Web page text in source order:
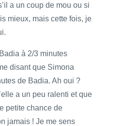
a un coup de mou ou si
mieux, mais cette fois, je
à 2/3 minutes
disant que Simona
de Badia. Ah oui ?
a un peu ralenti et que
petite chance de
jamais ! Je me sens